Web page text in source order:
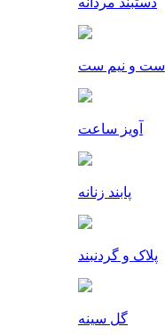
ست و نیم ست
آویز ساعت
پابند زنانه
پلاک و گردنبند
گل سینه